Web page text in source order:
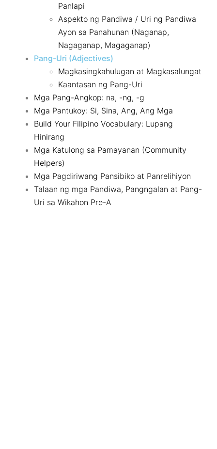
Panlapi
Aspekto ng Pandiwa / Uri ng Pandiwa
Ayon sa Panahunan (Naganap,
Nagaganap, Magaganap)
Pang-Uri (Adjectives)
Magkasingkahulugan at Magkasalungat
Kaantasan ng Pang-Uri
Mga Pang-Angkop: na, -ng, -g
Mga Pantukoy: Si, Sina, Ang, Ang Mga
Build Your Filipino Vocabulary: Lupang
Hinirang
Mga Katulong sa Pamayanan (Community
Helpers)
Mga Pagdiriwang Pansibiko at Panrelihiyon
Talaan ng mga Pandiwa, Pangngalan at Pang-
Uri sa Wikahon Pre-A